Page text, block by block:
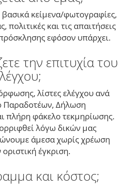
κείμενα/φωτογραφίες,
πολιτικές και τις απαιτήσεις
εφόσον υπάρχει.
την επιτυχία του
λίστες ελέγχου ανά
Παραδοτέων, Δήλωση
πλήρη φάκελο τεκμηρίωσης.
λόγω δικών μας
άμεσα χωρίς χρέωση
οριστική έγκριση.
και κόστος;